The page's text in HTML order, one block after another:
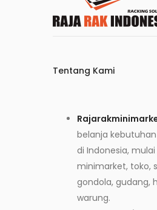
Tentang Kami
belanja
di Indonesia,
minimarket, toko,
gondola, gudang,
warung.